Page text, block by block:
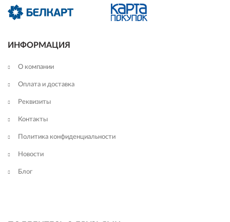
ИНФОРМАЦИЯ
О компании
Оплата и доставка
Реквизиты
Контакты
Политика конфиденциальности
Новости
Блог